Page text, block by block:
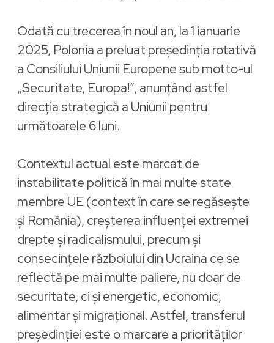
Odată cu trecerea în noul an, la 1 ianuarie
2025, Polonia a preluat președinția rotativă
a Consiliului Uniunii Europene sub motto-ul
„Securitate, Europa!”, anunțând astfel
direcția strategică a Uniunii pentru
următoarele 6 luni.
Contextul actual este marcat de
instabilitate politică în mai multe state
membre UE (context în care se regăsește
și România), creșterea influenței extremei
drepte și radicalismului, precum și
consecințele războiului din Ucraina ce se
reflectă pe mai multe paliere, nu doar de
securitate, ci și energetic, economic,
alimentar și migrațional. Astfel, transferul
președinției este o marcare a priorităților